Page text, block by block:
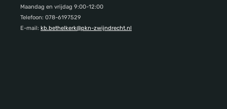
Maandag en vrijdag 9:00-12:00
Telefoon: 078-6197529
E-mail: kb.bethelkerk@pkn-zwijndrecht.nl